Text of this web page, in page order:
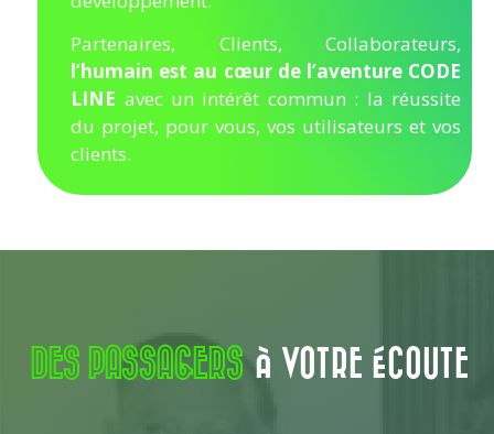
Partenaires, Clients, Collaborateurs,
l’humain est au cœur de l’aventure CODE
LINE avec un intérêt commun : la réussite
du projet, pour vous, vos utilisateurs et vos
clients.
DES PASSAGERS À VOTRE ÉCOUTE